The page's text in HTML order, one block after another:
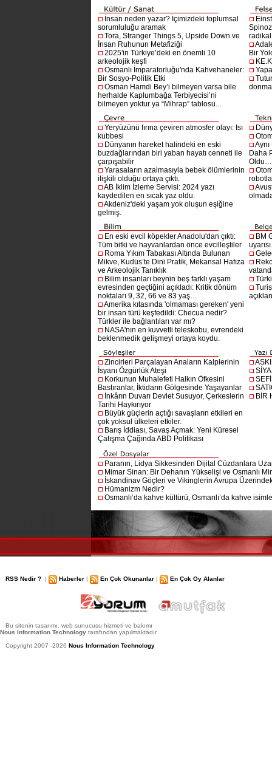
İnsan neden yazar? İçimizdeki toplumsal
sorumluluğu aramak
Tora, Stranger Things 5, Upside Down ve
İnsan Ruhunun Metafiziği
2025'in Türkiye’deki en önemli 10
arkeolojik keşfi
Osmanlı İmparatorluğu'nda Kahvehaneler:
Bir Sosyo-Politik Etki
Osman Hamdi Bey’i bilmeyen varsa bile
herhalde Kaplumbağa Terbiyecisi’ni
bilmeyen yoktur ya “Mihrap” tablosu...
Bir
Yeryüzünü fırına çeviren atmosfer olayı: Isı
kubbesi
Dünyanın hareket halindeki en eski
buzdağlarından biri yaban hayatı cenneti ile
çarpışabilir
Yarasaların azalmasıyla bebek ölümlerinin
ilişkili olduğu ortaya çıktı.
AB İklim İzleme Servisi: 2024 yazı
kaydedilen en sıcak yaz oldu.
Akdeniz'deki yaşam yok oluşun eşiğine
gelmiş.
Daha
Oldu…
En eski evcil köpekler Anadolu'dan çıktı:
Tüm bitki ve hayvanlardan önce evcilleştiler
Roma Yıkım Tabakası Altında Bulunan
Mikve, Kudüs’te Dini Pratik, Mekansal Hafıza
ve Arkeolojik Tanıklık
Bilim insanları beynin beş farklı yaşam
evresinden geçtiğini açıkladı: Kritik dönüm
noktaları 9, 32, 66 ve 83 yaş…
Amerika kıtasında 'olmaması gereken' yeni
bir insan türü keşfedildi: Checua nedir?
Türkler ile bağlantıları var mı?
NASA'nın en kuvvetli teleskobu, evrendeki
beklenmedik gelişmeyi ortaya koydu.
BM
Zincirleri Parçalayan Anaların Kalplerinin
İsyanı Özgürlük Ateşi
Korkunun Muhalefeti Halkın Öfkesini
Bastıranlar, İktidarın Gölgesinde Yaşayanlar
İnkârın Duvarı Devlet Susuyor, Çerkeslerin
Tarihi Haykırıyor
Büyük güçlerin açtığı savaşların etkileri en
çok yoksul ülkeleri etkiler.
Barış İddiası, Savaş Açmak: Yeni Küresel
Çatışma Çağında ABD Politikası
BİR
Paranın, Lidya Sikkesinden Dijital Cüzdanlara
Mimar Sinan: Bir Dehanın Yükselişi ve Osmanlı
İskandinav Göçleri ve Vikinglerin Avrupa
Hümanizm Nedir?
Osmanlı’da kahve kültürü, Osmanlı’da kahve
RSS Nedir ? | Haberler | En Çok Okunanlar | En Çok Oy Alanlar
Bu sitenin tasarımı, web sunucusu hizmeti ve bakımı
Nous Information Technology tarafından yapılmaktadır.
Copyright 2007 -2026 Nous Information Technology